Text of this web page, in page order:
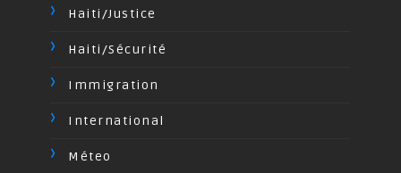
Haiti/Justice
Haiti/Sécurité
Immigration
International
Méteo